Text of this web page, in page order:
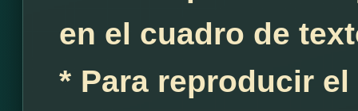
en el cuadro de
* Para reproducir